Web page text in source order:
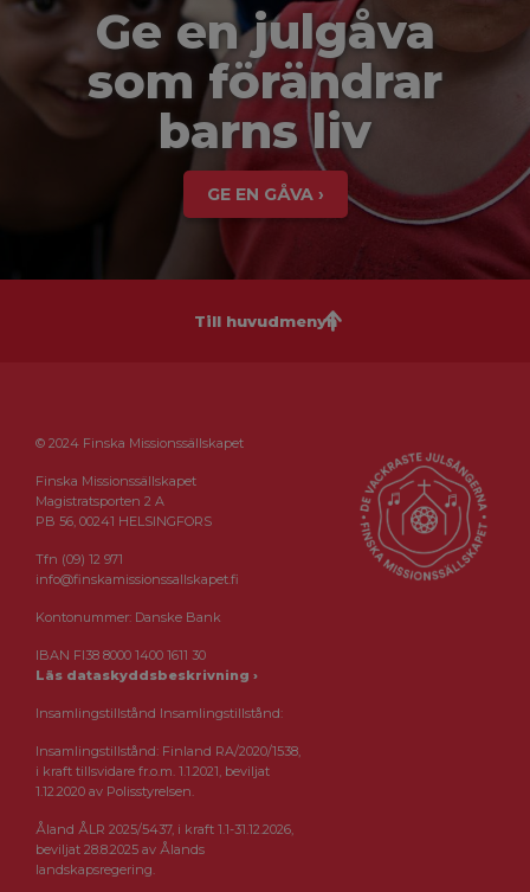
Ge en julgåva
som förändrar
barns liv
GE EN GÅVA ›
Till huvudmenyn
© 2024 Finska Missionssällskapet
Finska Missionssällskapet
Magistratsporten 2 A
PB 56, 00241 HELSINGFORS
Tfn (09) 12 971
info@finskamissionssallskapet.fi
Kontonummer: Danske Bank
IBAN FI38 8000 1400 1611 30
Läs dataskyddsbeskrivning ›
Insamlingstillstånd Insamlingstillstånd:
Insamlingstillstånd: Finland RA/2020/1538,
i kraft tillsvidare fr.o.m. 1.1.2021, beviljat
1.12.2020 av Polisstyrelsen.
Åland ÅLR 2025/5437, i kraft 1.1-31.12.2026,
beviljat 28.8.2025 av Ålands
landskapsregering.